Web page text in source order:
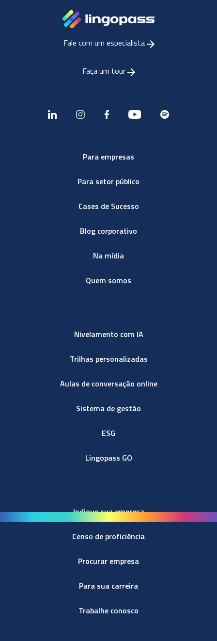
Fale com um especialista
Faça um tour
Para empresas
Para setor público
Cases de Sucesso
Blog corporativo
Na mídia
Quem somos
Nivelamento com IA
Trilhas personalizadas
Aulas de conversação online
Sistema de gestão
ESG
Lingopass GO
Indique sua empresa
Censo de proficiência
Procurar empresa
Para sua carreira
Trabalhe conosco